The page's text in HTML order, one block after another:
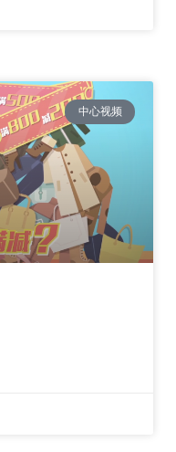
中心视频